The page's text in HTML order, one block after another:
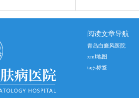
阅读文章导航
青岛白癜风医院
xml地图
tags标签